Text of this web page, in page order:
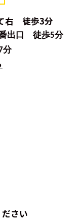
右 徒歩3分
出口 徒歩5分
分
さい